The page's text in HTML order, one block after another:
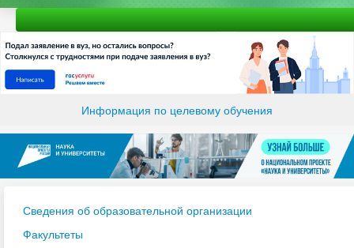
Информация по целевому обучения
Сведения об образовательной организации
Факультеты